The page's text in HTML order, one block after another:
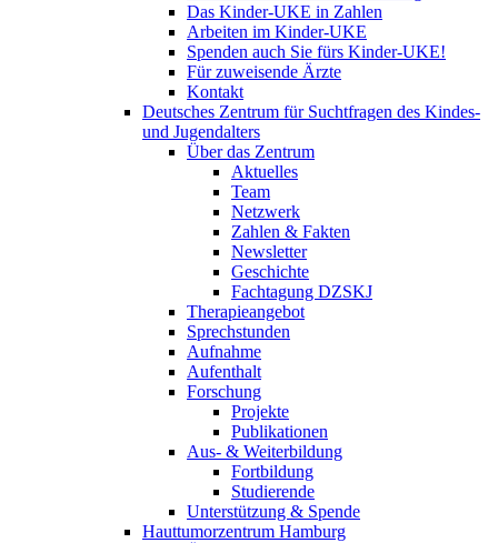
Das Kinder-UKE in Zahlen
Arbeiten im Kinder-UKE
Spenden auch Sie fürs Kinder-UKE!
Für zuweisende Ärzte
Kontakt
Deutsches Zentrum für Suchtfragen des Kindes-
und Jugendalters
Über das Zentrum
Aktuelles
Team
Netzwerk
Zahlen & Fakten
Newsletter
Geschichte
Fachtagung DZSKJ
Therapieangebot
Sprechstunden
Aufnahme
Aufenthalt
Forschung
Projekte
Publikationen
Aus- & Weiterbildung
Fortbildung
Studierende
Unterstützung & Spende
Hauttumorzentrum Hamburg